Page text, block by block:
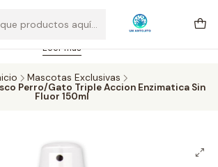
hasta las 14 hrs. Envío GRATIS mismo
Santiago por compras desde CLP 39.900.
sábados y domingos hasta 14 hrs.
Leer más
Mascotas Exclusivas
Perro/Gato Triple Accion Enzimatica Sin
Fluor 150ml